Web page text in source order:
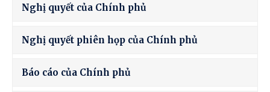
Nghị quyết của Chính phủ
Nghị quyết phiên họp của Chính phủ
Báo cáo của Chính phủ